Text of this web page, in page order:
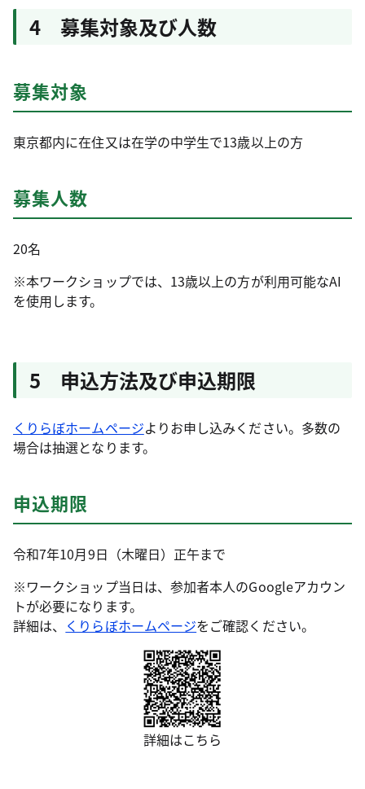
4 募集対象及び人数
募集対象
東京都内に在住又は在学の中学生で13歳以上の方
募集人数
20名
※本ワークショップでは、13歳以上の方が利用可能なAI
を使用します。
5 申込方法及び申込期限
くりらぼホームページよりお申し込みください。多数の
場合は抽選となります。
申込期限
令和7年10月9日（木曜日）正午まで
※ワークショップ当日は、参加者本人のGoogleアカウン
トが必要になります。
詳細は、 くりらぼホームページをご確認ください。
詳細はこちら